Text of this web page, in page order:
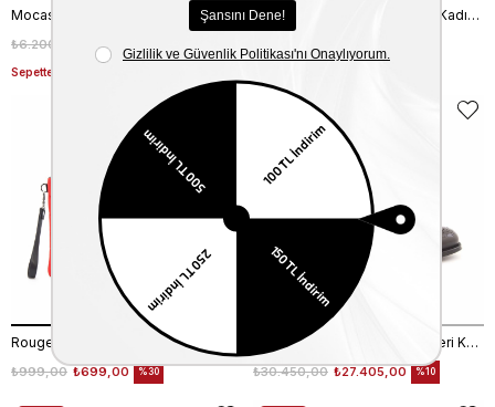
Mocassini Erkek Hakiki Deri Kauçuk Taban Siyah Terlik Terlik
₺4.340,00
₺6.200,00
Sepette %20 Net İndirim
Kemal Tanca Dolgu Topuklu Kadın Bot 0236-401
₺699,00
₺999,00 %30
Franceschetti Erkek Hakiki Deri Koyu Kahverengi Klasik Ayakkabı
₺27.405,00
₺30.450,00 %10
EKSTRA
İNDİRİM